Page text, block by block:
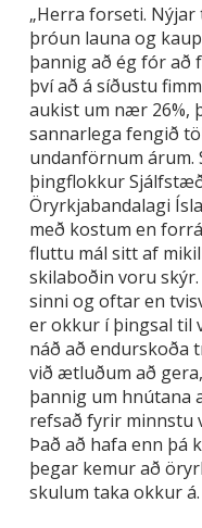
„Herra forseti.
þróun launa og
þannig að ég fór að
því að á síðustu
aukist um nær 26%,
sannarlega fengið
undanförnum árum.
þingflokkur
Öryrkjabandalagi
með kostum en
fluttu mál sitt af
skilaboðin voru
sinni og oftar en
er okkur í þingsal til
náð að endurskoða
við ætluðum að
þannig um hnútana
refsað fyrir minnstu
Það að hafa enn þá
þegar kemur að
skulum taka okkur á.